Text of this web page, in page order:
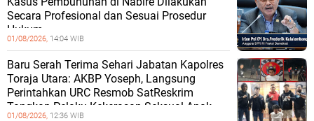
Secara Profesional dan Sesuai Prosedur
Hukum
01/08/2026, 14:04 WIB
Baru Serah Terima Sehari Jabatan Kapolres
Toraja Utara: AKBP Yoseph, Langsung
Perintahkan URC Resmob SatReskrim
Tangkap Pelaku Kekerasan Seksual Anak
01/08/2026, 12:36 WIB